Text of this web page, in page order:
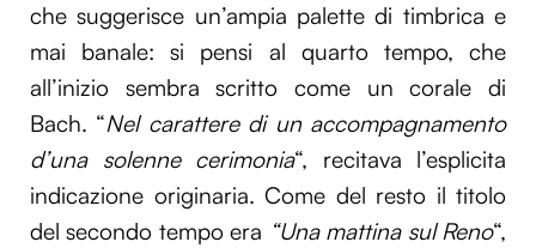
che suggerisce un’ampia palette di timbrica e
mai banale: si pensi al quarto tempo, che
all’inizio sembra scritto come un corale di
Bach. “Nel carattere di un accompagnamento
d’una solenne cerimonia“, recitava l’esplicita
indicazione originaria. Come del resto il titolo
del secondo tempo era “Una mattina sul Reno“,